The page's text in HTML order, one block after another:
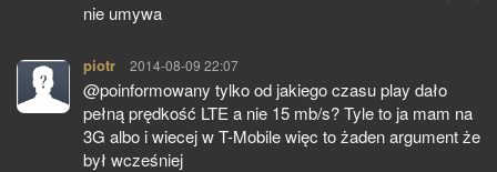
nie umywa
piotr pisze:
2014-08-09 22:07
@poinformowany tylko od jakiego czasu play dało
pełną prędkość LTE a nie 15 mb/s? Tyle to ja mam na
3G albo i wiecej w T-Mobile więc to żaden argument że
był wcześniej